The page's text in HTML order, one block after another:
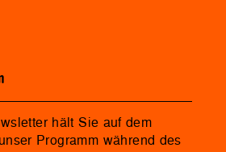
hält Sie auf dem
Programm während des